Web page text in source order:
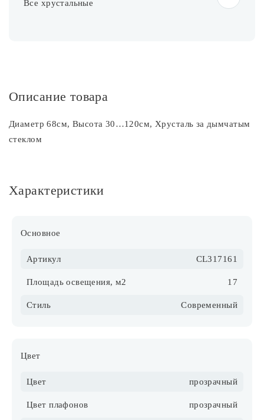
Все хрустальные
Описание товара
Диаметр 68см, Высота 30…120см, Хрусталь за дымчатым
стеклом
Характеристики
Основное
Артикул CL317161
Площадь освещения, м2 17
Стиль Современный
Цвет
Цвет прозрачный
Цвет плафонов прозрачный